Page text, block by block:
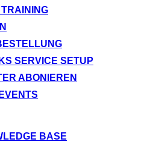
SERVICE SETUP
ABONIEREN
BASE